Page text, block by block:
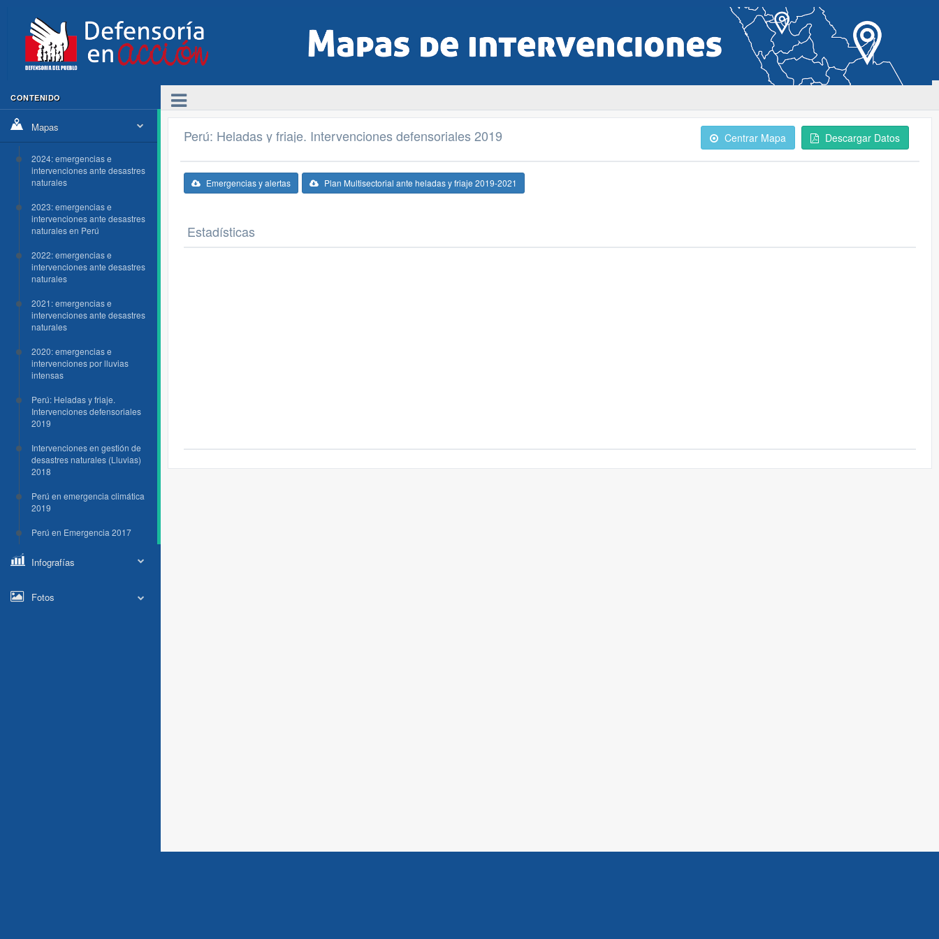
CONTENIDO
Mapas
2024: emergencias e
intervenciones ante desastres
naturales
2023: emergencias e
intervenciones ante desastres
naturales en Perú
2022: emergencias e
intervenciones ante desastres
naturales
2021: emergencias e
intervenciones ante desastres
naturales
2020: emergencias e
intervenciones por lluvias
intensas
Perú: Heladas y friaje.
Intervenciones defensoriales
2019
Intervenciones en gestión de
desastres naturales (Lluvias)
2018
Perú en emergencia climática
2019
Perú en Emergencia 2017
Infografías
Fotos
Perú: Heladas y friaje. Intervenciones defensoriales 2019 Centrar Mapa Descargar Datos
Emergencias y alertas Plan Multisectorial ante heladas y friaje 2019-2021
Estadísticas